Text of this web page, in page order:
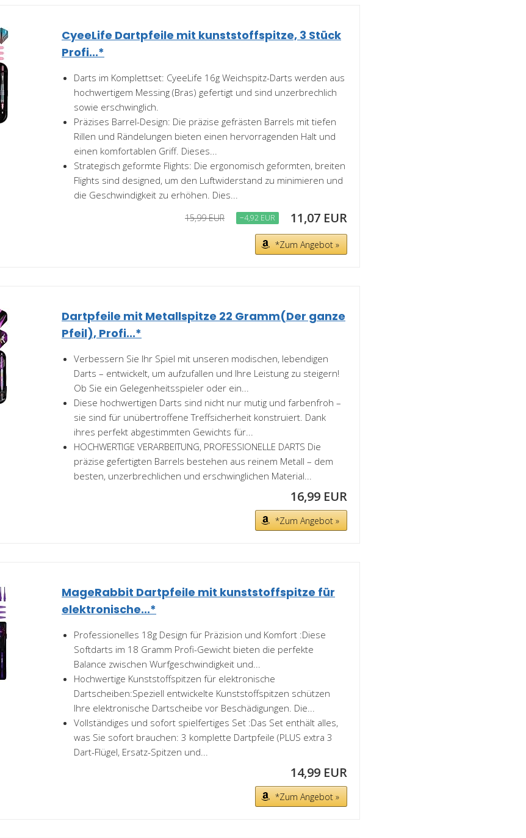
CyeeLife Dartpfeile mit kunststoffspitze, 3 Stück
Profi...*
Darts im Komplettset: CyeeLife 16g Weichspitz-Darts werden aus
hochwertigem Messing (Bras) gefertigt und sind unzerbrechlich
sowie erschwinglich.
Präzises Barrel-Design: Die präzise gefrästen Barrels mit tiefen
Rillen und Rändelungen bieten einen hervorragenden Halt und
einen komfortablen Griff. Dieses...
Strategisch geformte Flights: Die ergonomisch geformten, breiten
Flights sind designed, um den Luftwiderstand zu minimieren und
die Geschwindigkeit zu erhöhen. Dies...
15,99 EUR −4,92 EUR 11,07 EUR
*Zum Angebot »
Dartpfeile mit Metallspitze 22 Gramm(Der ganze
Pfeil), Profi...*
Verbessern Sie Ihr Spiel mit unseren modischen, lebendigen
Darts – entwickelt, um aufzufallen und Ihre Leistung zu steigern!
Ob Sie ein Gelegenheitsspieler oder ein...
Diese hochwertigen Darts sind nicht nur mutig und farbenfroh –
sie sind für unübertroffene Treffsicherheit konstruiert. Dank
ihres perfekt abgestimmten Gewichts für...
HOCHWERTIGE VERARBEITUNG, PROFESSIONELLE DARTS Die
präzise gefertigten Barrels bestehen aus reinem Metall – dem
besten, unzerbrechlichen und erschwinglichen Material...
16,99 EUR
*Zum Angebot »
MageRabbit Dartpfeile mit kunststoffspitze für
elektronische...*
Professionelles 18g Design für Präzision und Komfort :Diese
Softdarts im 18 Gramm Profi-Gewicht bieten die perfekte
Balance zwischen Wurfgeschwindigkeit und...
Hochwertige Kunststoffspitzen für elektronische
Dartscheiben:Speziell entwickelte Kunststoffspitzen schützen
Ihre elektronische Dartscheibe vor Beschädigungen. Die...
Vollständiges und sofort spielfertiges Set :Das Set enthält alles,
was Sie sofort brauchen: 3 komplette Dartpfeile (PLUS extra 3
Dart-Flügel, Ersatz-Spitzen und...
14,99 EUR
*Zum Angebot »